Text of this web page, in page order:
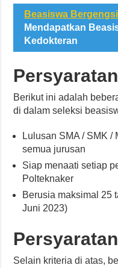
Beasiswa Bergengsi
Mendapatkan
Kedokteran
Berikut ini adalah
di dalam seleksi
Lulusan SMA / SMK /
semua jurusan
Siap menaati setiap
Polteknaker
Berusia maksimal 25
Juni 2023)
Selain kriteria di atas,